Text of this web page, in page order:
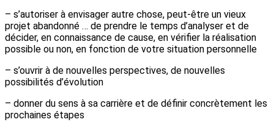
– s’autoriser à envisager autre chose, peut-être un vieux
projet abandonné … de prendre le temps d’analyser et de
décider, en connaissance de cause, en vérifier la réalisation
possible ou non, en fonction de votre situation personnelle
– s’ouvrir à de nouvelles perspectives, de nouvelles
possibilités d’évolution
– donner du sens à sa carrière et de définir concrètement les
prochaines étapes